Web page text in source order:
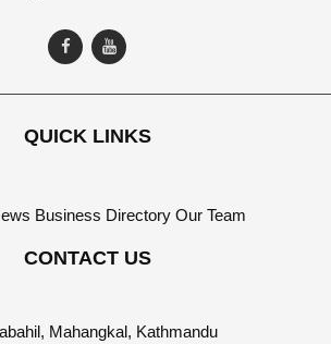
QUICK LINKS
Business Directory Our Team
CONTACT US
Mahangkal, Kathmandu